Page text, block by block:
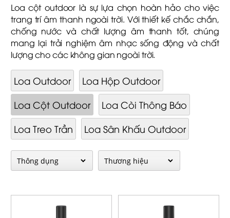
Loa cột outdoor là sự lựa chọn hoàn hảo cho việc
trang trí âm thanh ngoài trời. Với thiết kế chắc chắn,
chống nước và chất lượng âm thanh tốt, chúng
mang lại trải nghiệm âm nhạc sống động và chất
lượng cho các không gian ngoài trời.
Loa Outdoor
Loa Hộp Outdoor
Loa Cột Outdoor
Loa Còi Thông Báo
Loa Treo Trần
Loa Sân Khấu Outdoor